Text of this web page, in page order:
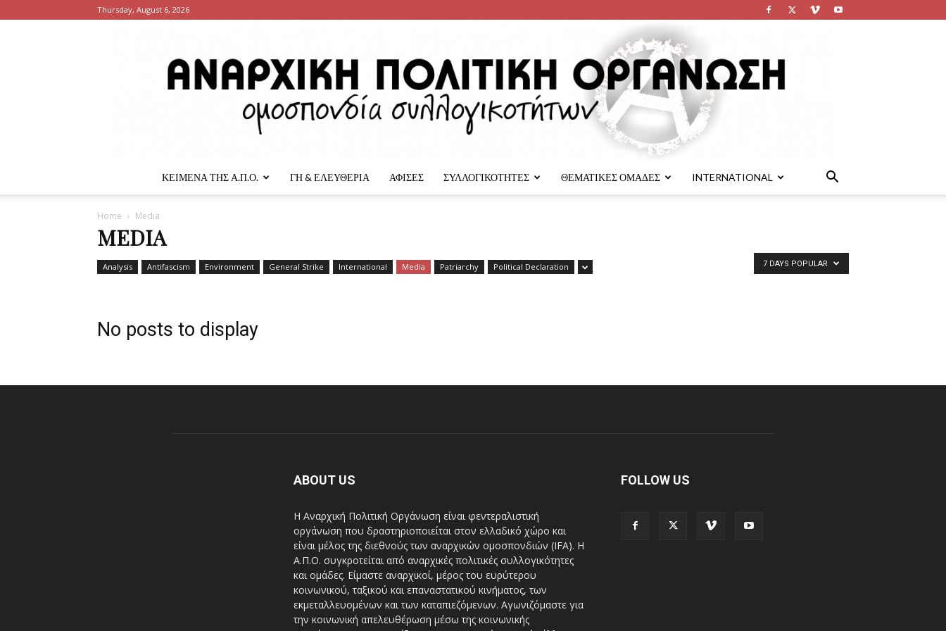
Thursday, August 6, 2026
Οργάνωση
ΚΕΙΜΕΝΑ ΤΗΣ Α.Π.Ο. ΓΗ & ΕΛΕΥΘΕΡΙΑ ΑΦΙΣΕΣ ΣΥΛΛΟΓΙΚΟΤΗΤΕΣ ΘΕΜΑΤΙΚΕΣ ΟΜΑΔΕΣ INTERNATIONAL
Home Media
MEDIA
Analysis Antifascism Environment General Strike International Media Patriarchy Political Declaration 7 DAYS POPULAR
No posts to display
ABOUT US
Η Αναρχική Πολιτική Οργάνωση είναι φεντεραλιστική
οργάνωση που δραστηριοποιείται στον ελλαδικό χώρο και
είναι μέλος της διεθνούς των αναρχικών ομοσπονδιών (IFA). H
A.Π.Ο. συγκροτείται από αναρχικές πολιτικές συλλογικότητες
και ομάδες. Είμαστε αναρχικοί, μέρος του ευρύτερου
κοινωνικού, ταξικού και επαναστατικού κινήματος, των
εκμεταλλευομένων και των καταπιεζόμενων. Αγωνιζόμαστε για
την κοινωνική απελευθέρωση μέσω της κοινωνικής
FOLLOW US